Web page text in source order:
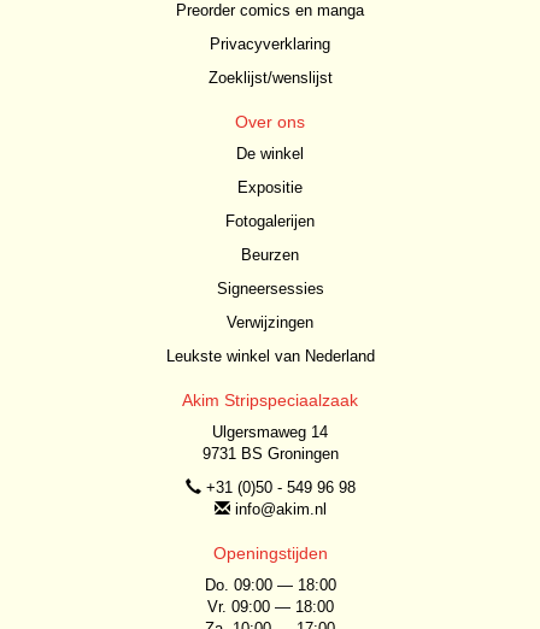
Preorder comics en manga
Privacyverklaring
Zoeklijst/wenslijst
Over ons
De winkel
Expositie
Fotogalerijen
Beurzen
Signeersessies
Verwijzingen
Leukste winkel van Nederland
Akim Stripspeciaalzaak
Ulgersmaweg 14
9731 BS Groningen
+31 (0)50 - 549 96 98
info@akim.nl
Openingstijden
Do. 09:00 — 18:00
Vr. 09:00 — 18:00